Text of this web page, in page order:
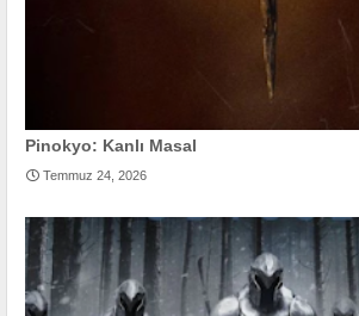
Pinokyo: Kanlı Masal
Temmuz 24, 2026